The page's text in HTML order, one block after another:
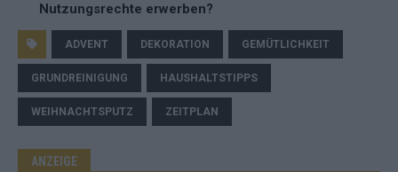
Nutzungsrechte erwerben?
ADVENT DEKORATION GEMÜTLICHKEIT
GRUNDREINIGUNG HAUSHALTSTIPPS
WEIHNACHTSPUTZ ZEITPLAN
ANZEIGE